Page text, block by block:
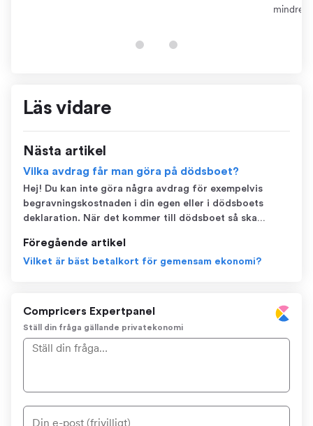
mindre
Läs vidare
Nästa artikel
Vilka avdrag får man göra på dödsboet?
Hej! Du kan inte göra några avdrag för exempelvis
begravningskostnaden i din egen eller i dödsboets
deklaration. När det kommer till dödsboet så ska
dödsfallet. De kostnader du får ta upp i dödsboet efter
dödsfallet är kostnader för begravning, bou...
Föregående artikel
Vilket är bäst betalkort för gemensam ekonomi?
Compricers Expertpanel
Ställ din fråga gällande privatekonomi